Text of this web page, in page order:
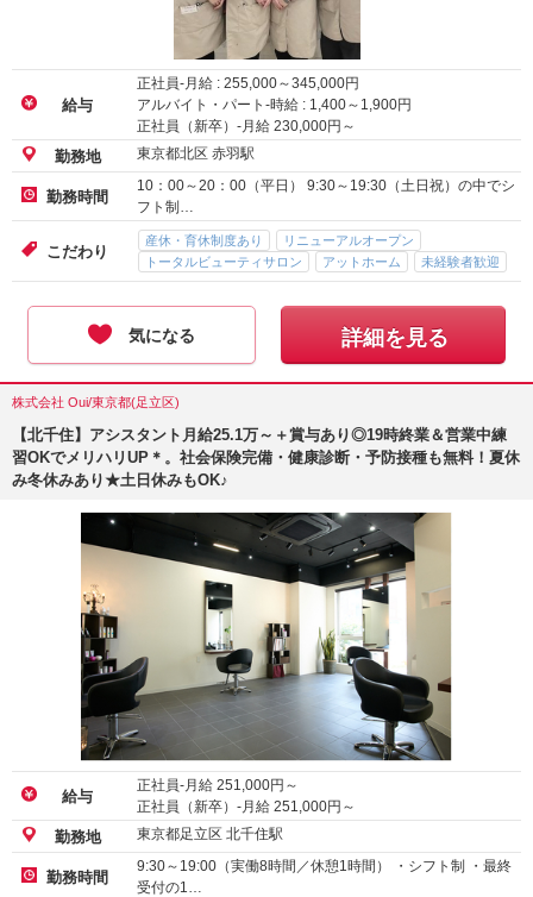
給与
正社員-月給 : 255,000～345,000円
アルバイト・パート-時給 : 1,400～ 1,900円
正社員（新卒）-月給 230,000円～
勤務地 東京都北区 赤羽駅
勤務時間
10：00～20：00（平日） 9:30～19:30（土日祝）の中でシ
フト制…
こだわり
産休・育休制度あり
リニューアルオープン
トータルビューティサロン
アットホーム 未経験者歓迎
気になる 詳細を見る
株式会社 Oui/東京都(足立区)
【北千住】アシスタント月給25.1万～＋賞与あり◎19時終業＆営業中練
習OKでメリハリUP＊。社会保険完備・健康診断・予防接種も無料！夏休
み冬休みあり★土日休みもOK♪
給与
正社員-月給 251,000円～
正社員（新卒）-月給 251,000円～
勤務地 東京都足立区 北千住駅
勤務時間
9:30～19:00（実働8時間／休憩1時間） ・シフト制 ・最終
受付の1…